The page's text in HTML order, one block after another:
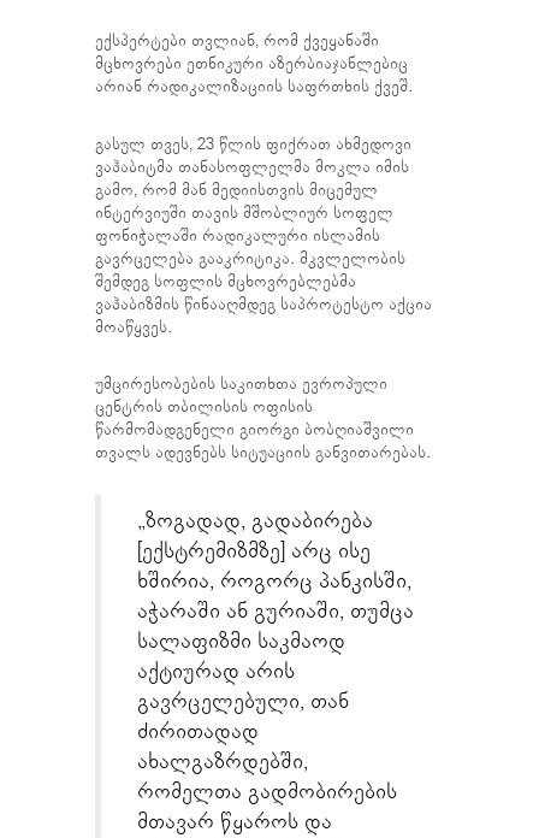
ექსპერტები თვლიან, რომ ქვეყანაში
მცხოვრები ეთნიკური აზერბიაჯანლებიც
არიან რადიკალიზაციის საფრთხის ქვეშ.
გასულ თვეს, 23 წლის ფიქრათ ახმედოვი
ვაჰაბიტმა თანასოფლელმა მოკლა იმის
გამო, რომ მან მედიისთვის მიცემულ
ინტერვიუში თავის მშობლიურ სოფელ
ფონიჭალაში რადიკალური ისლამის
გავრცელება გააკრიტიკა. მკვლელობის
შემდეგ სოფლის მცხოვრებლებმა
ვაჰაბიზმის წინააღმდეგ საპროტესტო აქცია
მოაწყვეს.
უმცირესობების საკითხთა ევროპული
ცენტრის თბილისის ოფისის
წარმომადგენელი გიორგი ბობღიაშვილი
თვალს ადევნებს სიტუაციის განვითარებას.
„ზოგადად, გადაბირება
[ექსტრემიზმზე] არც ისე
ხშირია, როგორც პანკისში,
აჭარაში ან გურიაში, თუმცა
სალაფიზმი საკმაოდ
აქტიურად არის
გავრცელებული, თან
ძირითადად
ახალგაზრდებში,
რომელთა გადმობირების
მთავარ წყაროს და